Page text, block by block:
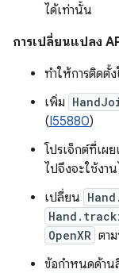
ได้เท่านั้น
การเปลี่ยนแปลง
ทำให้การติดตั้
เพิ่ม
(I55880)
โปรเจ็กต์ที่เผ
ไปจึงจะใช้งา
เปลี่ยน
OpenXR ตา
ข้อกำหนดด้าน